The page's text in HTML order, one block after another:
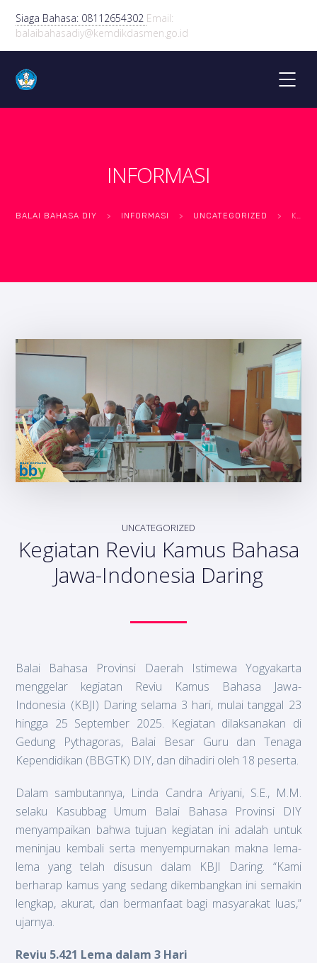
Siaga Bahasa: 08112654302 Email:
balaibahasadiy@kemdikdasmen.go.id
INFORMASI
BALAI BAHASA DIY > INFORMASI > UNCATEGORIZED > KEGIATAN REVIU KAMUS BAHASA JAWA-INDONESIA DARING
UNCATEGORIZED
Kegiatan Reviu Kamus Bahasa
Jawa-Indonesia Daring
Balai Bahasa Provinsi Daerah Istimewa Yogyakarta
menggelar kegiatan Reviu Kamus Bahasa Jawa-
Indonesia (KBJI) Daring selama 3 hari, mulai tanggal 23
hingga 25 September 2025. Kegiatan dilaksanakan di
Gedung Pythagoras, Balai Besar Guru dan Tenaga
Kependidikan (BBGTK) DIY, dan dihadiri oleh 18 peserta.
Dalam sambutannya, Linda Candra Ariyani, S.E., M.M.
selaku Kasubbag Umum Balai Bahasa Provinsi DIY
menyampaikan bahwa tujuan kegiatan ini adalah untuk
meninjau kembali serta menyempurnakan makna lema-
lema yang telah disusun dalam KBJI Daring. “Kami
berharap kamus yang sedang dikembangkan ini semakin
lengkap, akurat, dan bermanfaat bagi masyarakat luas,”
ujarnya.
Reviu 5.421 Lema dalam 3 Hari